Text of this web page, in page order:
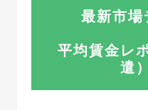
最新市場
平均賃金レ
遣）